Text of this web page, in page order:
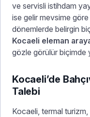
ve servisli istihdam
ise gelir mevsime
dönemlerde belirgin
Kocaeli eleman
gözle görülür biçimde
Kocaeli’de
Talebi
Kocaeli, termal turizm,